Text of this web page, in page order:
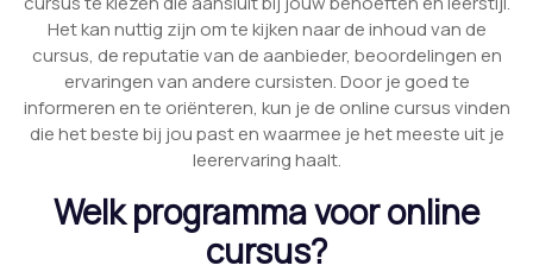
Het kan nuttig zijn om te kijken naar de inhoud van de
cursus, de reputatie van de aanbieder, beoordelingen en
ervaringen van andere cursisten. Door je goed te
informeren en te oriënteren, kun je de online cursus vinden
die het beste bij jou past en waarmee je het meeste uit je
leerervaring haalt.
Welk programma voor online
cursus?